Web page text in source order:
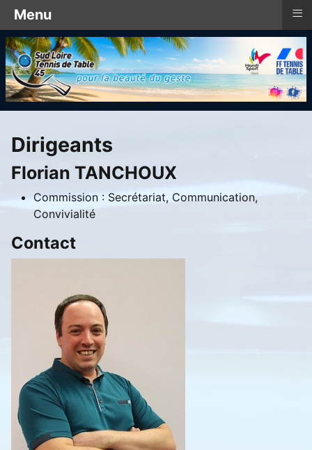
Dirigeants
Florian TANCHOUX
Commission : Secrétariat, Communication,
Convivialité
Contact
Menu ≡